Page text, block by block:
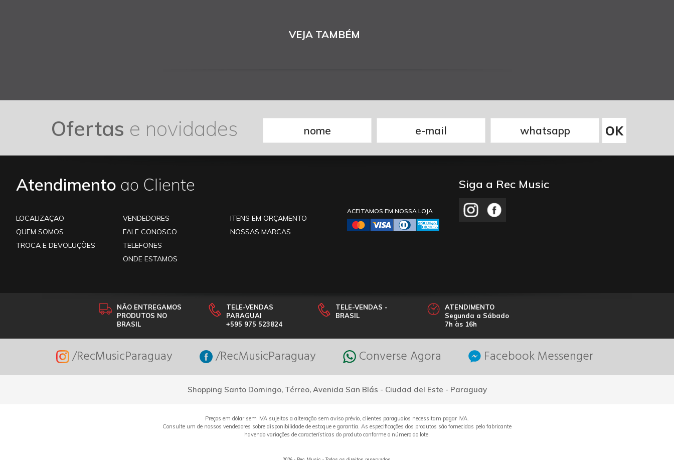
VEJA TAMBÉM
Ofertas e novidades
Atendimento ao Cliente
LOCALIZAÇAO
QUEM SOMOS
TROCA E DEVOLUÇÕES
VENDEDORES
FALE CONOSCO
TELEFONES
ONDE ESTAMOS
ITENS EM ORÇAMENTO
NOSSAS MARCAS
Siga a Rec Music
ACEITAMOS EM NOSSA LOJA
NÃO ENTREGAMOS
PRODUTOS NO
BRASIL
TELE-VENDAS
PARAGUAI
+595 975 523824
TELE-VENDAS -
BRASIL
ATENDIMENTO
Segunda a Sábado
7h às 16h
/RecMusicParaguay /RecMusicParaguay Converse Agora Facebook Messenger
Shopping Santo Domingo, Térreo, Avenida San Blás - Ciudad del Este - Paraguay
Preços em dólar sem IVA sujeitos a alteração sem aviso prévio, clientes paraguaios necessitam pagar IVA.
Consulte um de nossos vendedores sobre disponibilidade de estoque e garantia. As especificações dos produtos são fornecidas pelo fabricante
havendo variações de características do produto conforme o número do lote.